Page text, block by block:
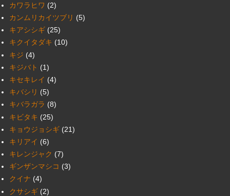
カワラヒワ (2)
カンムリカイツブリ (5)
キアシシギ (25)
キクイタダキ (10)
キジ (4)
キジバト (1)
キセキレイ (4)
キバシリ (5)
キバラガラ (8)
キビタキ (25)
キョウジョシギ (21)
キリアイ (6)
キレンジャク (7)
ギンザンマシコ (3)
クイナ (4)
クサシギ (2)